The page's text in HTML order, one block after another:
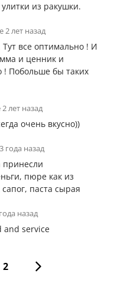
из ракушки.
2 лет назад
все оптимально ! И
и ценник и
Побольше бы таких
лет назад
очень вкусно))
года назад
принесли
пюре как из
паста сырая
назад
and service
2